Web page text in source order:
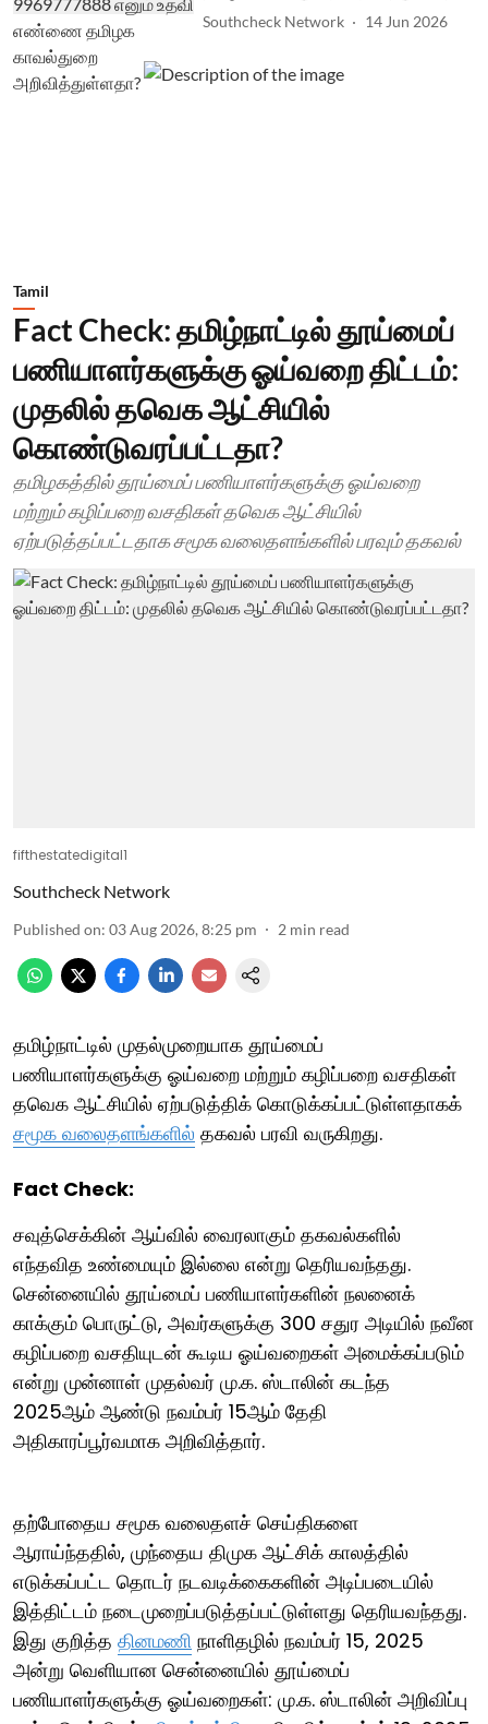
Southcheck Network 14 Jun 2026
Tamil
Fact Check: தமிழ்நாட்டில் தூய்மைப்
பணியாளர்களுக்கு ஓய்வறை திட்டம்:
முதலில் தவெக ஆட்சியில்
கொண்டுவரப்பட்டதா?
தமிழகத்தில் தூய்மைப் பணியாளர்களுக்கு ஓய்வறை
மற்றும் கழிப்பறை வசதிகள் தவெக ஆட்சியில்
ஏற்படுத்தப்பட்டதாக சமூக வலைதளங்களில் பரவும் தகவல்
fifthestatedigital1
Southcheck Network
Published on: 03 Aug 2026, 8:25 pm 2 min read
தமிழ்நாட்டில் முதல்முறையாக தூய்மைப்
பணியாளர்களுக்கு ஓய்வறை மற்றும் கழிப்பறை வசதிகள்
தவெக ஆட்சியில் ஏற்படுத்திக் கொடுக்கப்பட்டுள்ளதாகக்
சமூக வலைதளங்களில் தகவல் பரவி வருகிறது.
Fact Check:
சவுத்செக்கின் ஆய்வில் வைரலாகும் தகவல்களில்
எந்தவித உண்மையும் இல்லை என்று தெரியவந்தது.
சென்னையில் தூய்மைப் பணியாளர்களின் நலனைக்
காக்கும் பொருட்டு, அவர்களுக்கு 300 சதுர அடியில் நவீன
கழிப்பறை வசதியுடன் கூடிய ஓய்வறைகள் அமைக்கப்படும்
என்று முன்னாள் முதல்வர் மு.க. ஸ்டாலின் கடந்த
2025ஆம் ஆண்டு நவம்பர் 15ஆம் தேதி
அதிகாரப்பூர்வமாக அறிவித்தார்.
தற்போதைய சமூக வலைதளச் செய்திகளை
ஆராய்ந்ததில், முந்தைய திமுக ஆட்சிக் காலத்தில்
எடுக்கப்பட்ட தொடர் நடவடிக்கைகளின் அடிப்படையில்
இத்திட்டம் நடைமுறைப்படுத்தப்பட்டுள்ளது தெரியவந்தது.
இது குறித்த தினமணி நாளிதழில் நவம்பர் 15, 2025
அன்று வெளியான சென்னையில் தூய்மைப்
பணியாளர்களுக்கு ஓய்வறைகள்: மு.க. ஸ்டாலின் அறிவிப்பு